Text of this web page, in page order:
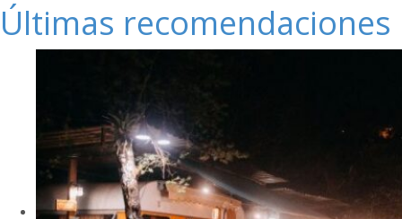
Últimas recomendaciones